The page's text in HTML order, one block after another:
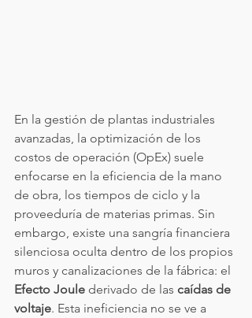
En la gestión de plantas industriales
avanzadas, la optimización de los
costos de operación (OpEx) suele
enfocarse en la eficiencia de la mano
de obra, los tiempos de ciclo y la
proveeduría de materias primas. Sin
embargo, existe una sangría financiera
silenciosa oculta dentro de los propios
muros y canalizaciones de la fábrica: el
Efecto Joule derivado de las caídas de
voltaje. Esta ineficiencia no se ve a